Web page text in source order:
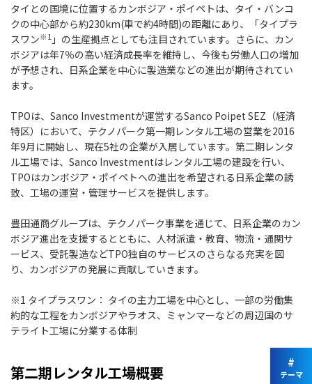
タイとの国境に位置するカンボジア・ポイペトは、タイ・バンコ
クの中心部から約230km(車で約4時間)の距離にあり、「タイプラ
スワン※1 」の生産拠点としても注目されています。さらに、カン
ボジアは年7％の高い経済成長率を維持し、今後も労働人口の増加
が予想され、日系企業を中心に製造業などの進出が期待されてい
ます。
TPOは、Sanco Investmentが運営するSanco Poipet SEZ（経済
特区）において、テクノパーク第一期レンタル工場の営業を2016
年9月に開始し、現在5社の企業が入居しています。第二期レンタ
ル工場では、Sanco Investmentはレンタル工場の建設を行い、
TPOはカンボジア・ポイペトへの進出を希望される日系企業の誘
致、工場の運営・管理サービスを提供します。
豊田通商グループは、テクノパーク事業を通じて、日系企業のカン
ボジア進出を支援するとともに、人材派遣・教育、物流・通関サ
ービス、受託製造などTPO独自のサービスのさらなる充実を図
り、カンボジアの発展に貢献していきます。
※1 タイプラスワン： タイの主力工場を中心とし、一部の労働集
約的な工程をカンボジアやラオス、ミャンマーなどの周辺国のサ
テライト工場に分業する体制
第二期レンタル工場概要
#
テーマ